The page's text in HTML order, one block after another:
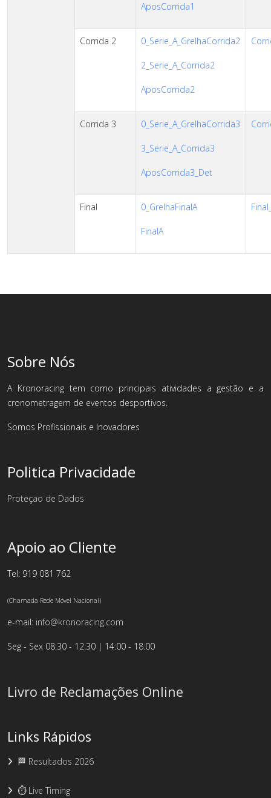
AposCorrida1
Corrida 2 0_Serie_A_GrelhaCorrida2
2_Serie_A_Corrida2
AposCorrida2
Corrida 3 0_Serie_A_GrelhaCorrida3
3_Serie_A_Corrida3
AposCorrida3_Det
Final 0_GrelhaFinalA
FinalA
Sobre Nós
A Kronoracing tem como principais atividades a gestão e a
cronometragem de eventos desportivos.
Somos Profissionais e Inovadores
Politica Privacidade
Proteçao de Dados
Apoio ao Cliente
Tel: 919 081 762
(Chamada Rede Móvel Nacional)
e-mail: info@kronoracing.com
Seg - Sex 08:30 - 12:30 | 14:00 - 18:00
Livro de Reclamações Online
Links Rápidos
🏁 Resultados 2026
⏱️ Live Timing